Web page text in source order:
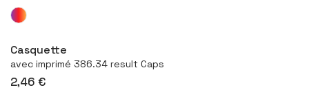
Casquette
avec imprimé 386.34 result Caps
2,46 €